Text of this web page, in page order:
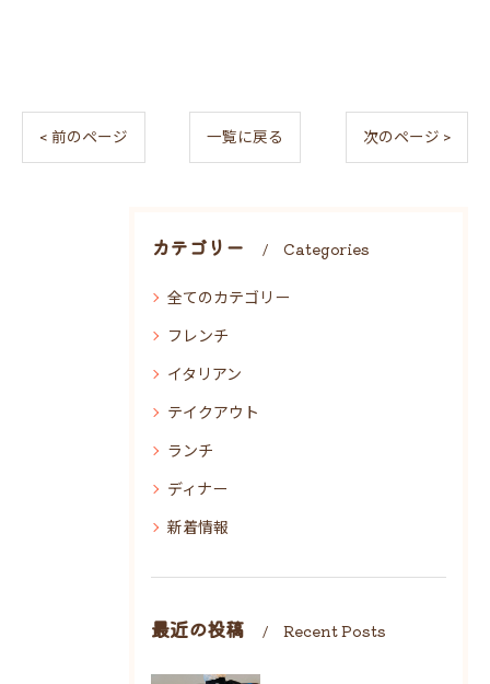
< 前のページ 一覧に戻る 次のページ >
カテゴリー Categories
全てのカテゴリー
フレンチ
イタリアン
テイクアウト
ランチ
ディナー
新着情報
最近の投稿 Recent Posts